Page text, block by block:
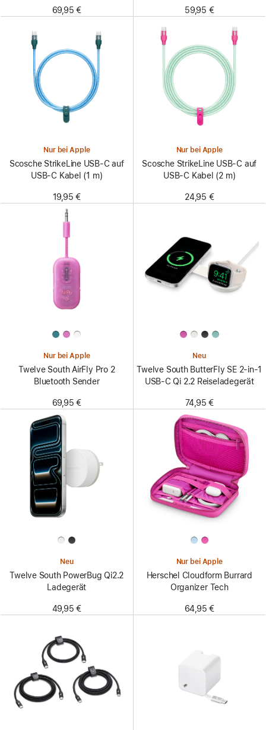
69,95 € 59,95 €
Nur bei Apple
Scosche StrikeLine USB-C auf
USB-C Kabel (1 m)
19,95 €
Nur bei Apple
Scosche StrikeLine USB-C auf
USB-C Kabel (2 m)
24,95 €
Nur bei Apple
Twelve South AirFly Pro 2
Bluetooth Sender
69,95 €
Neu
Twelve South ButterFly SE 2-in-1
USB-C Qi 2.2 Reiseladegerät
74,95 €
Neu
Twelve South PowerBug Qi2.2
Ladegerät
49,95 €
Nur bei Apple
Herschel Cloudform Burrard
Organizer Tech
64,95 €